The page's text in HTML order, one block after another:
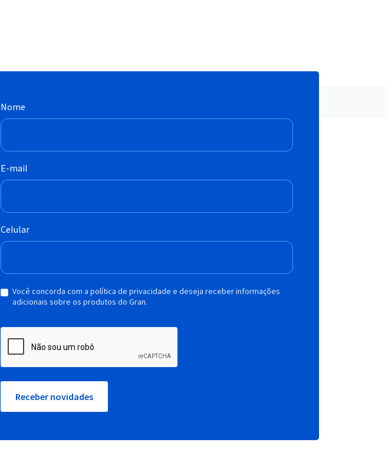
Nome
E-mail
Celular
Você concorda com a política de privacidade e deseja receber informações
adicionais sobre os produtos do Gran.
Receber novidades